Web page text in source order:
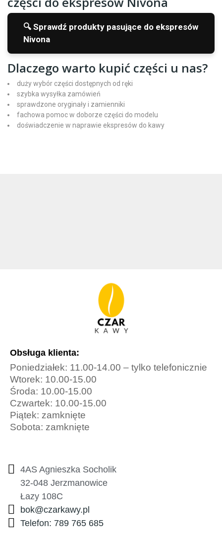
🔍 Sprawdź produkty pasujące do ekspresów
Nivona
Dlaczego warto kupić części u nas?
duży wybór części dostępnych od ręki
szybka wysyłka zamówień
sprawdzone oryginały i zamienniki
fachowa pomoc w doborze części do modelu
doświadczenie w naprawie ekspresów do kawy
Obsługa klienta:
Poniedziałek: 11.00-14.00 – tylko telefonicznie
Wtorek: 10.00-15.00
Środa: 10.00-15.00
Czwartek: 10.00-15.00
Piątek: zamknięte
Sobota: zamknięte
4AS Agnieszka Socholik
32-048 Jerzmanowice
Łazy 108C
bok@czarkawy.pl
Telefon: 789 765 685